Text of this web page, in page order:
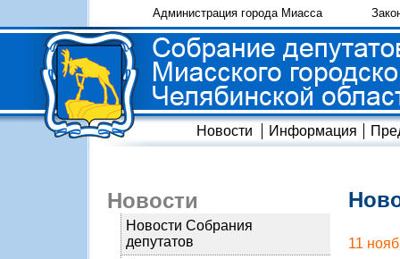
Администрация города Миасса
Новости Информация
Новости
Новости Собрания
депутатов
11